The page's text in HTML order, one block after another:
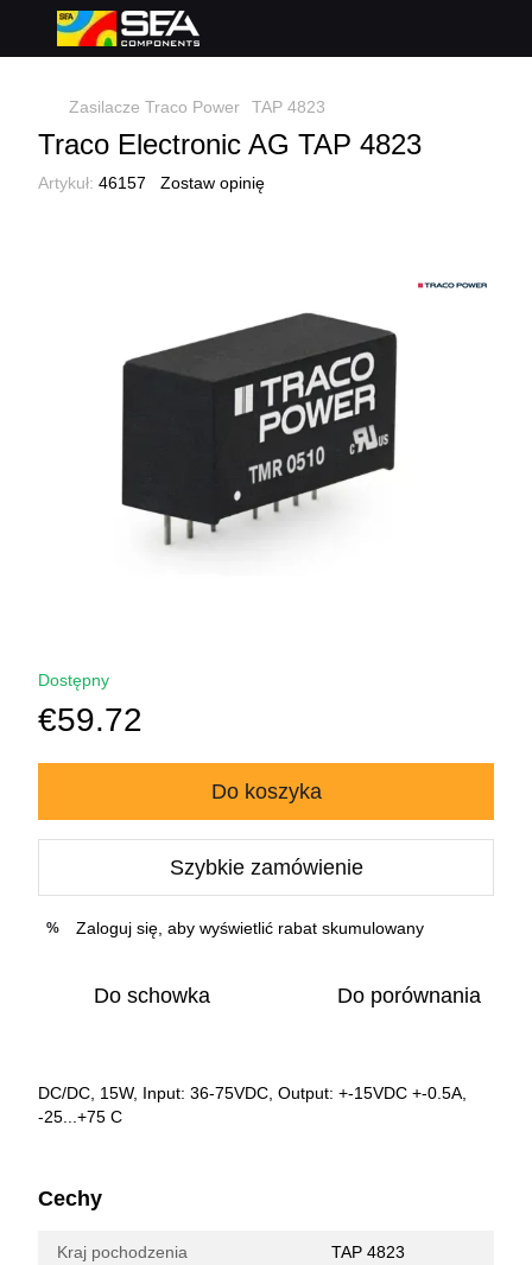
Zasilacze Traco Power TAP 4823
Traco Electronic AG TAP 4823
Artykuł: 46157 Zostaw opinię
Dostępny
€59.72
Do koszyka
Szybkie zamówienie
% Zaloguj się , aby wyświetlić rabat skumulowany
Do schowka Do porównania
DC/DC, 15W, Input: 36-75VDC, Output: +-15VDC +-0.5A,
-25...+75 C
Cechy
Kraj pochodzenia TAP 4823